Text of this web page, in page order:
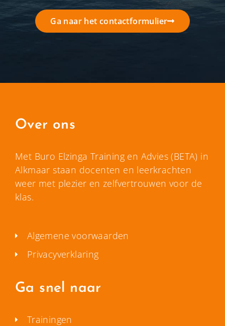
Ga naar het contactformulier
Over ons
Met Buro Elzinga Training en Advies (BETA) in
Alkmaar staan docenten en leerkrachten
weer met plezier en zelfvertrouwen voor de
klas.
Algemene voorwaarden
Privacyverklaring
Ga snel naar
Trainingen